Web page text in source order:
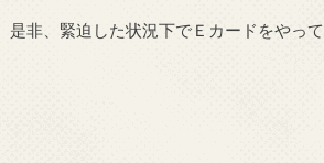
是非、緊迫した状況下でＥカードをやって